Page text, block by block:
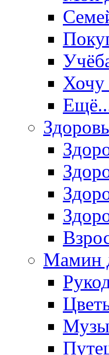
Хочу
Мамин